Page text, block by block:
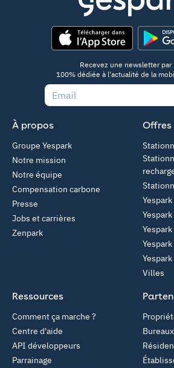
Recevez une newsletter par
100% dédiée à l'actualité de la
À propos
Groupe Yespark
Notre mission
Notre équipe
Compensation carbone
Presse
Jobs et carrières
Zenpark
Offres
Yespark
Villes
Bureaux
Ressources
Comment ça marche ?
Centre d'aide
API développeurs
Parrainage